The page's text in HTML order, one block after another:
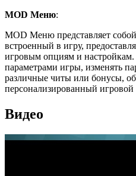
MOD Меню:
MOD Меню представляет
встроенный в игру,
игровым опциям и
параметрами игры, изменять
различные читы или бонусы,
персонализированный игровой
Видео